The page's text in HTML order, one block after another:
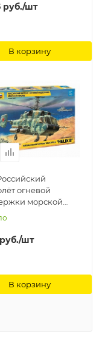
руб./шт
В корзину
огневой
морской
Звезда, 1/72
руб./шт
В корзину